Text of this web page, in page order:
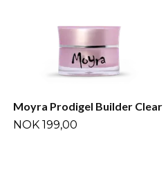
Moyra Prodigel Builder Clear
NOK 199,00